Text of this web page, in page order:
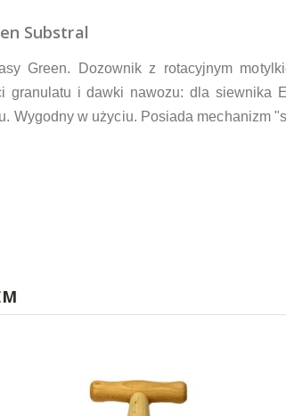
Substral
Green. Dozownik z rotacyjnym
granulatu i dawki nawozu: dla siewnika
Wygodny w użyciu. Posiada mechanizm